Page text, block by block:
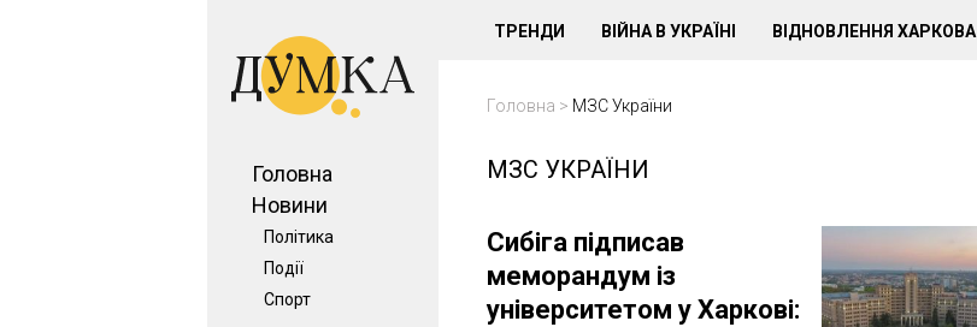
Головна
Новини
Політика
Події
Спорт
ТРЕНДИ ВІЙНА В УКРАЇНІ ВІДНОВЛЕННЯ ХАРКОВА
Головна > МЗС України
МЗС УКРАЇНИ
Сибіга підписав
меморандум із
університетом у Харкові: